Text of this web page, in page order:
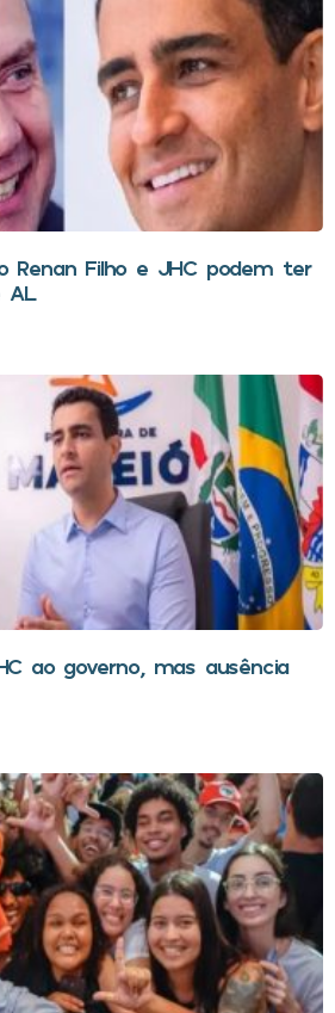
Renan Filho e JHC podem ter
AL
ao governo, mas ausência